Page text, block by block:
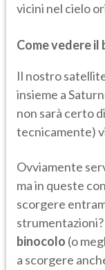
vicini nel cielo
Come vedere il
Il nostro
insieme a
non sarà certo
tecnicamente)
Ovviamente
ma in queste
scorgere
binocolo (o
a scorgere